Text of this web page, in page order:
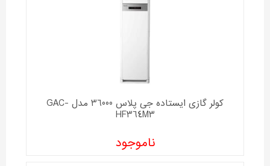
کولر گازی ایستاده جی پلاس 36000 مدل GAC-
HF364M3
ناموجود